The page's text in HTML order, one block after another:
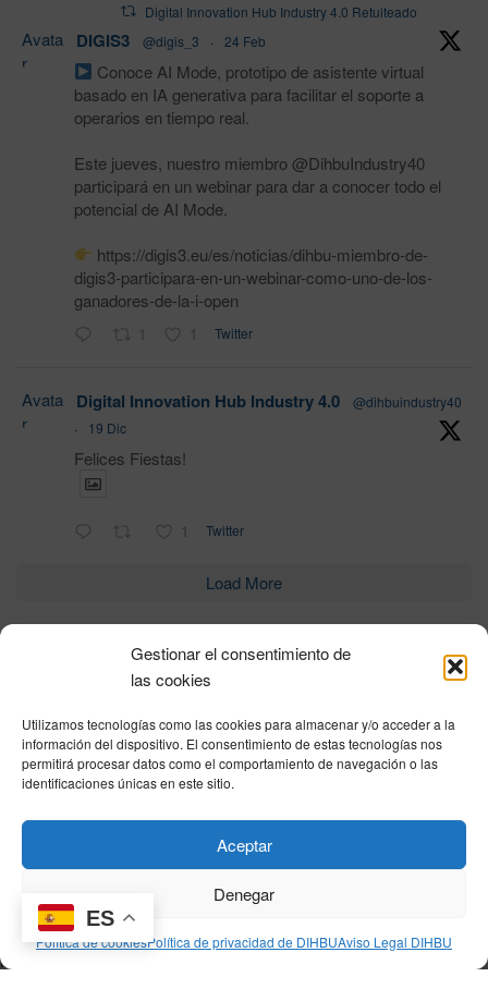
Gestionar el consentimiento de
las cookies
Utilizamos tecnologías como las cookies para almacenar y/o acceder a la
información del dispositivo. El consentimiento de estas tecnologías nos
permitirá procesar datos como el comportamiento de navegación o las
identificaciones únicas en este sitio.
Aceptar
Denegar
Política de cookiesPolítica de privacidad de DIHBUAviso Legal DIHBU
Digital Innovation Hub Industry 4.0 Retuiteado
Avata
r
DIGIS3 @digis_3 · 24 Feb
Conoce AI Mode, prototipo de asistente virtual
basado en IA generativa para facilitar el soporte a
operarios en tiempo real.
Este jueves, nuestro miembro @DihbuIndustry40
participará en un webinar para dar a conocer todo el
potencial de AI Mode.
https://digis3.eu/es/noticias/dihbu-miembro-de-
digis3-participara-en-un-webinar-como-uno-de-los-
ganadores-de-la-i-open
1 1 Twitter
Avata
r
Digital Innovation Hub Industry 4.0
@dihbuindustry40
·
19 Dic
Felices Fiestas!
1 Twitter
Load More
HOME
Privacy Policy|Legal Notice |Cookies Policy|DNSH|Home
© DIHBU 2026
ES
[mec-single id="34163"]